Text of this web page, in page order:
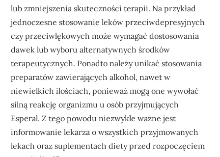
lub zmniejszenia skuteczności terapii. Na przykład
jednoczesne stosowanie leków przeciwdepresyjnych
czy przeciwlękowych może wymagać dostosowania
dawek lub wyboru alternatywnych środków
terapeutycznych. Ponadto należy unikać stosowania
preparatów zawierających alkohol, nawet w
niewielkich ilościach, ponieważ mogą one wywołać
silną reakcję organizmu u osób przyjmujących
Esperal. Z tego powodu niezwykle ważne jest
informowanie lekarza o wszystkich przyjmowanych
lekach oraz suplementach diety przed rozpoczęciem